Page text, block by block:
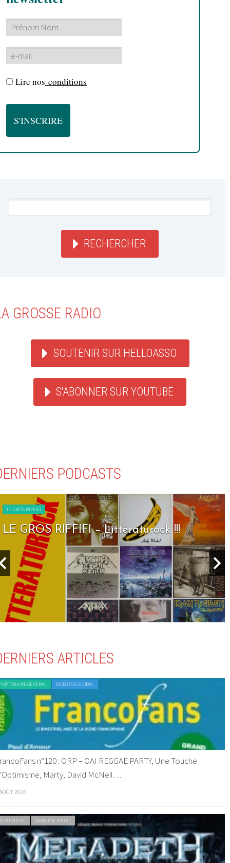
Lire nos conditions
RECHERCHER
GROSSE RADIO
SOUTENIR SUR HELLOASSO
S'ABONNER SUR YOUTUBE
PODCASTS
LE GROS RIFFIFI
LE GROS RIFFIFI – Littératurock !!!
ARTICLES
GENERAL WEBZINE GLOBAL
n°120 : ORP – OAI REGGAE PARTY, Une Touche
Marty, David McNeil…
2026
METAL WEBZINE METAL